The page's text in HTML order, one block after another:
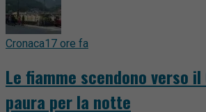
Cronaca17 ore fa
Le fiamme scendono verso
paura per la notte